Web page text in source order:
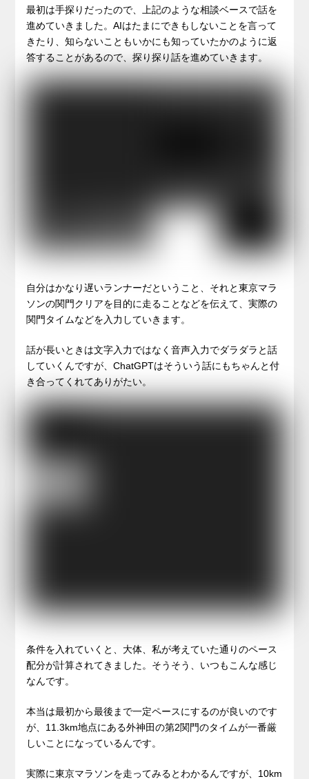
最初は手探りだったので、上記のような相談ベースで話を
進めていきました。AIはたまにできもしないことを言って
きたり、知らないこともいかにも知っていたかのように返
答することがあるので、探り探り話を進めていきます。
自分はかなり遅いランナーだということ、それと東京マラ
ソンの関門クリアを目的に走ることなどを伝えて、実際の
関門タイムなどを入力していきます。
話が長いときは文字入力ではなく音声入力でダラダラと話
していくんですが、ChatGPTはそういう話にもちゃんと付
き合ってくれてありがたい。
条件を入れていくと、大体、私が考えていた通りのペース
配分が計算されてきました。そうそう、いつもこんな感じ
なんです。
本当は最初から最後まで一定ペースにするのが良いのです
が、11.3km地点にある外神田の第2関門のタイムが一番厳
しいことになっているんです。
実際に東京マラソンを走ってみるとわかるんですが、10km